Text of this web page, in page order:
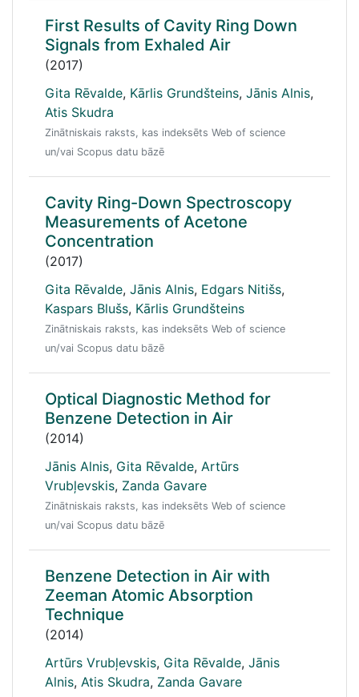
First Results of Cavity Ring Down
Signals from Exhaled Air
(2017)
Gita Rēvalde, Kārlis Grundšteins, Jānis Alnis,
Atis Skudra
Zinātniskais raksts, kas indeksēts Web of science
un/vai Scopus datu bāzē
Cavity Ring-Down Spectroscopy
Measurements of Acetone
Concentration
(2017)
Gita Rēvalde, Jānis Alnis, Edgars Nitišs,
Kaspars Blušs, Kārlis Grundšteins
Zinātniskais raksts, kas indeksēts Web of science
un/vai Scopus datu bāzē
Optical Diagnostic Method for
Benzene Detection in Air
(2014)
Jānis Alnis, Gita Rēvalde, Artūrs
Vrubļevskis, Zanda Gavare
Zinātniskais raksts, kas indeksēts Web of science
un/vai Scopus datu bāzē
Benzene Detection in Air with
Zeeman Atomic Absorption
Technique
(2014)
Artūrs Vrubļevskis, Gita Rēvalde, Jānis
Alnis, Atis Skudra, Zanda Gavare